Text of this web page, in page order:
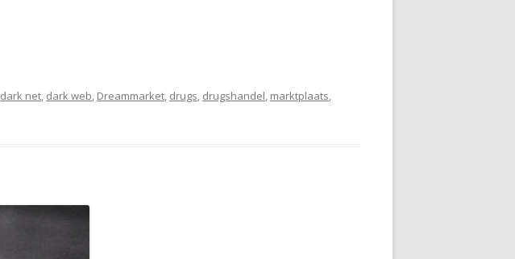
dark net, dark web, Dreammarket, drugs, drugshandel, marktplaats,